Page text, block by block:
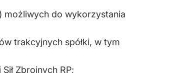
możliwych do wykorzystania
trakcyjnych spółki, w tym
Zbrojnych RP;